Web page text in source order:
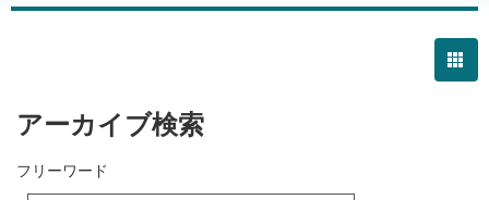
アーカイブ検索
フリーワード